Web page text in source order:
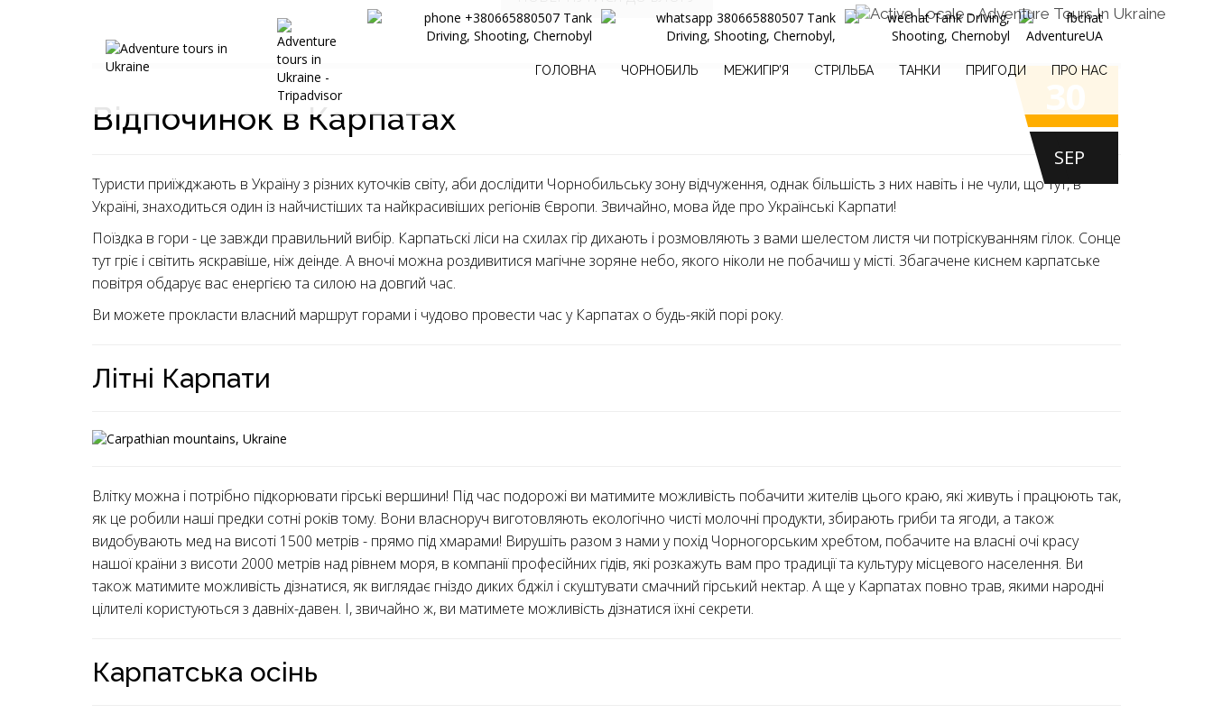
ГОЛОВНА ЧОРНОБИЛЬ МЕЖИГІР’Я СТРІЛЬБА ТАНКИ ПРИГОДИ ПРО НАС
30
SEP
Відпочинок в Карпатах
Туристи приїжджають в Україну з різних куточків світу, аби дослідити Чорнобильську зону відчуження, однак більшість з них навіть і не чули, що тут, в
Україні, знаходиться один із найчистіших та найкрасивіших регіонів Європи. Звичайно, мова йде про Українські Карпати!
Поїздка в гори - це завжди правильний вибір. Карпатьскі ліси на схилах гір дихають і розмовляють з вами шелестом листя чи потріскуванням гілок. Сонце
тут гріє і світить яскравіше, ніж деінде. А вночі можна роздивитися магічне зоряне небо, якого ніколи не побачиш у місті. Збагачене киснем карпатське
повітря обдарує вас енергією та силою на довгий час.
Ви можете прокласти власний маршрут горами і чудово провести час у Карпатах о будь-якій порі року.
Літні Карпати
Влітку можна і потрібно підкорювати гірські вершини! Під час подорожі ви матимите можливість побачити жителів цього краю, які живуть і працюють так,
як це робили наші предки сотні років тому. Вони власноруч виготовляють екологічно чисті молочні продукти, збирають гриби та ягоди, а також
видобувають мед на висоті 1500 метрів - прямо під хмарами! Вирушіть разом з нами у похід Чорногорським хребтом, побачите на власні очі красу
нашої країни з висоти 2000 метрів над рівнем моря, в компанії професійних гідів, які розкажуть вам про традиції та культуру місцевого населення. Ви
також матимите можливість дізнатися, як виглядає гніздо диких бджіл і скуштувати смачний гірський нектар. А ще у Карпатах повно трав, якими народні
цілителі користуються з давніх-давен. І, звичайно ж, ви матимете можливість дізнатися їхні секрети.
Карпатська осінь